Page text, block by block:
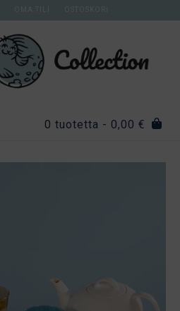
OMA TILI OSTOSKORI
0 tuotetta - 0,00 €